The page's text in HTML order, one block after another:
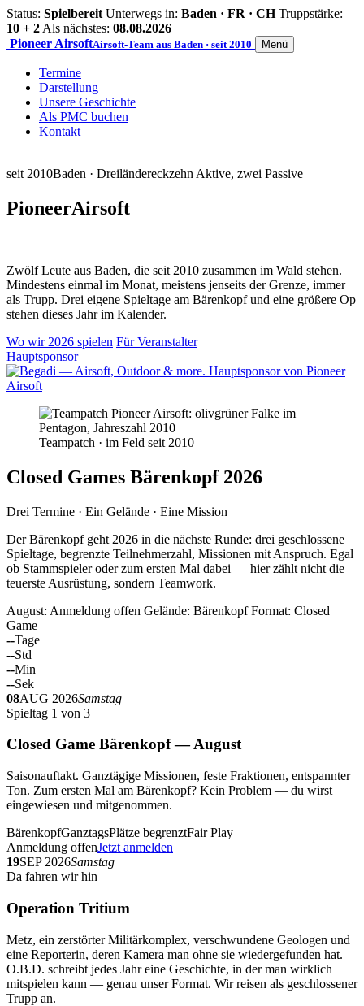
Status: Spielbereit Unterwegs in: Baden · FR · CH Truppstärke:
10 + 2 Als nächstes: 08.08.2026
Pioneer AirsoftAirsoft-Team aus Baden · seit 2010 Menü
Termine
Darstellung
Unsere Geschichte
Als PMC buchen
Kontakt
seit 2010Baden · Dreiländereckzehn Aktive, zwei Passive
PioneerAirsoft
Zwölf Leute aus Baden, die seit 2010 zusammen im Wald stehen.
Mindestens einmal im Monat, meistens jenseits der Grenze, immer
als Trupp. Drei eigene Spieltage am Bärenkopf und eine größere Op
stehen dieses Jahr im Kalender.
Wo wir 2026 spielen Für Veranstalter
Hauptsponsor
Teampatch · im Feld seit 2010
Closed Games Bärenkopf 2026
Drei Termine · Ein Gelände · Eine Mission
Der Bärenkopf geht 2026 in die nächste Runde: drei geschlossene
Spieltage, begrenzte Teilnehmerzahl, Missionen mit Anspruch. Egal
ob Stammspieler oder zum ersten Mal dabei — hier zählt nicht die
teuerste Ausrüstung, sondern Teamwork.
August: Anmeldung offen Gelände: Bärenkopf Format: Closed
Game
--Tage
--Std
--Min
--Sek
08AUG 2026Samstag
Spieltag 1 von 3
Closed Game Bärenkopf — August
Saisonauftakt. Ganztägige Missionen, feste Fraktionen, entspannter
Ton. Zum ersten Mal am Bärenkopf? Kein Problem — du wirst
eingewiesen und mitgenommen.
BärenkopfGanztagsPlätze begrenztFair Play
Anmeldung offenJetzt anmelden
19SEP 2026Samstag
Da fahren wir hin
Operation Tritium
Metz, ein zerstörter Militärkomplex, verschwundene Geologen und
eine Reporterin, deren Kamera man ohne sie wiedergefunden hat.
O.B.D. schreibt jedes Jahr eine Geschichte, in der man wirklich
mitspielen kann — genau unser Format. Wir reisen als geschlossener
Trupp an.